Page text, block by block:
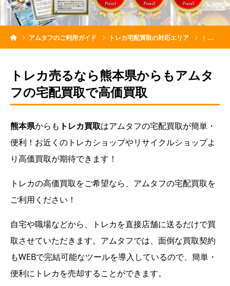
アムタフのご利用ガイド トレカ宅配買取の対応エリア トレカ売るなら熊本県からもアムタフの宅配買取で高価買取
トレカ売るなら熊本県からもアムタ
フの宅配買取で高価買取
熊本県からも トレカ買取はアムタフの宅配買取が簡単・
便利！お近くのトレカショップやリサイクルショップよ
り高価買取が期待できます！
トレカの高価買取をご希望なら、アムタフの宅配買取を
ご利用ください！
自宅や職場などから、トレカを直接店舗に送るだけで買
取させていただきます。アムタフでは、面倒な買取契約
もWEBで完結可能なツールを導入しているので、簡単・
便利にトレカを売却することができます。